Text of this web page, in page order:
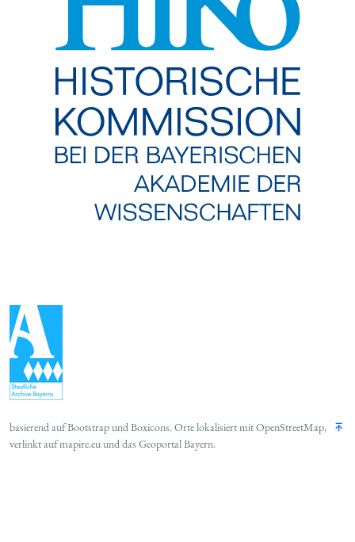
basierend aufBootstrapundBoxicons. Orte lokalisiert mitOpenStreetMap,
verlinkt aufmapire.euund das Geoportal Bayern.